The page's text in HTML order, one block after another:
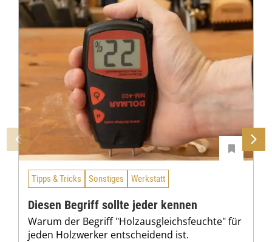
Tipps & Tricks Sonstiges Werkstatt
Diesen Begriff sollte jeder kennen
Warum der Begriff "Holzausgleichsfeuchte" für
jeden Holzwerker entscheidend ist.